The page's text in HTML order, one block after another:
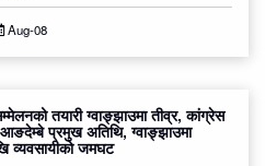
Aug-08
तयारी ग्वाङ्झाउमा तीव्र, कांग्रेस
प्रमुख अतिथि, ग्वाङ्झाउमा
व्यवसायीको जमघट